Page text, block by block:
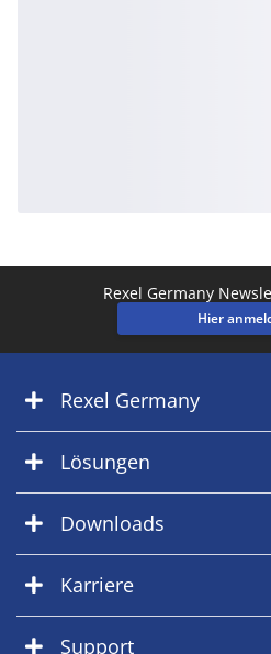
Rexel Germany
Hier
Rexel Germany
Lösungen
Downloads
Karriere
Support